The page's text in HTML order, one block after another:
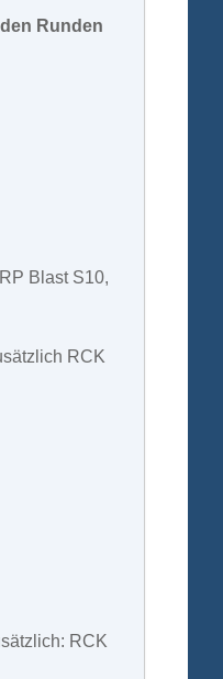
Runden
Blast S10,
RCK
RCK